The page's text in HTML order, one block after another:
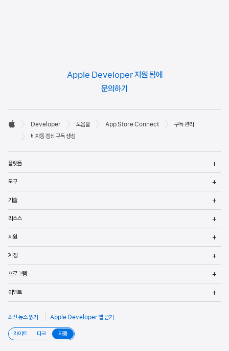
Apple Developer 지원 팀에
문의하기
Developer
바닥글

Developer 도움말 App Store Connect
구독 관리
비자동 갱신 구독 생성
플랫폼
도구
기술
리소스
지원
계정
프로그램
이벤트
최신 뉴스 읽기 Apple Developer 앱 받기
라이트 다크 자동